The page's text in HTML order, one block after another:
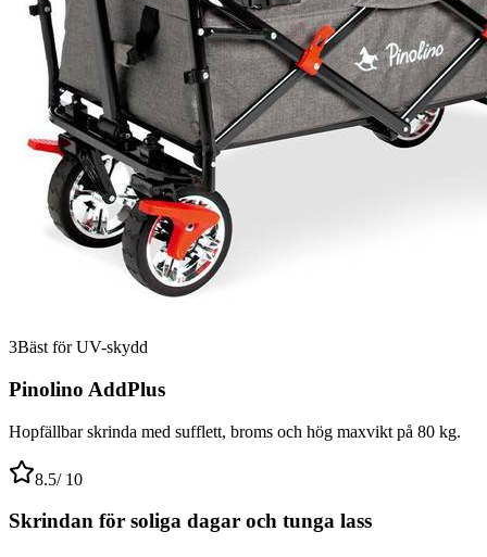
3Bäst för UV-skydd
Pinolino AddPlus
Hopfällbar skrinda med sufflett, broms och hög maxvikt på 80 kg.
8.5/ 10
Skrindan för soliga dagar och tunga lass